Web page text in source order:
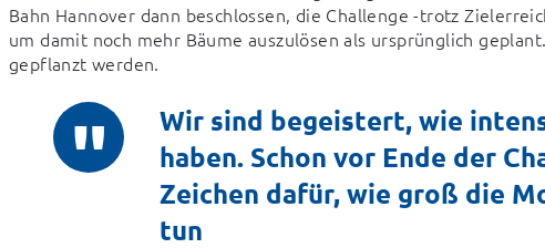
Bahn Hannover dann beschlossen, die Challenge -trotz
um damit noch mehr Bäume auszulösen als ursprünglich
gepflanzt werden.
Wir sind begeistert, wie
haben. Schon vor Ende der
Zeichen dafür, wie groß die
tun